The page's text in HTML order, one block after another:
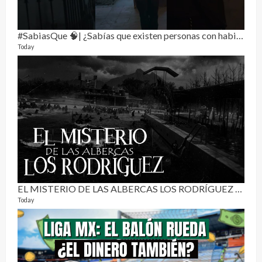
#SabiasQue 🧠| ¿Sabías que existen personas con habilidades que parecen sacadas de una película?
Today
EL MISTERIO DE LAS ALBERCAS LOS RODRÍGUEZ | RELATO PARANORMAL
Today